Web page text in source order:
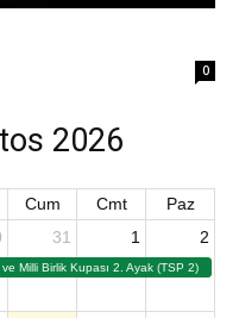
0
2026
Cum Cmt
Paz
Milli Birlik Kupası 2. Ayak (TSP 2)
31 1 2